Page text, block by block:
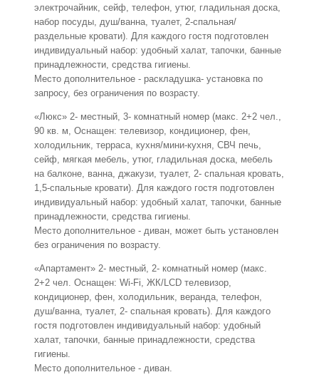
электрочайник, сейф, телефон, утюг, гладильная доска,
набор посуды, душ/ванна, туалет, 2-спальная/
раздельные кровати). Для каждого гостя подготовлен
индивидуальный набор: удобный халат, тапочки, банные
принадлежности, средства гигиены.
Место дополнительное - раскладушка- установка по
запросу, без ограничения по возрасту.
«Люкс» 2- местный, 3- комнатный номер (макс. 2+2 чел.,
90 кв. м, Оснащен: телевизор, кондиционер, фен,
холодильник, терраса, кухня/мини-кухня, СВЧ печь,
сейф, мягкая мебель, утюг, гладильная доска, мебель
на балконе, ванна, джакузи, туалет, 2- спальная кровать,
1,5-спальные кровати). Для каждого гостя подготовлен
индивидуальный набор: удобный халат, тапочки, банные
принадлежности, средства гигиены.
Место дополнительное - диван, может быть установлен
без ограничения по возрасту.
«Апартамент» 2- местный, 2- комнатный номер (макс.
2+2 чел. Оснащен: Wi-Fi, ЖК/LCD телевизор,
кондиционер, фен, холодильник, веранда, телефон,
душ/ванна, туалет, 2- спальная кровать). Для каждого
гостя подготовлен индивидуальный набор: удобный
халат, тапочки, банные принадлежности, средства
гигиены.
Место дополнительное - диван.